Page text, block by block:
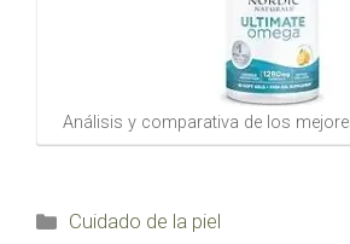
Análisis y comparativa de los
Categorías
Cuidado de la piel